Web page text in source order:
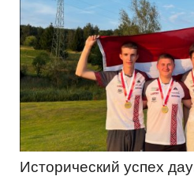
Исторический успех